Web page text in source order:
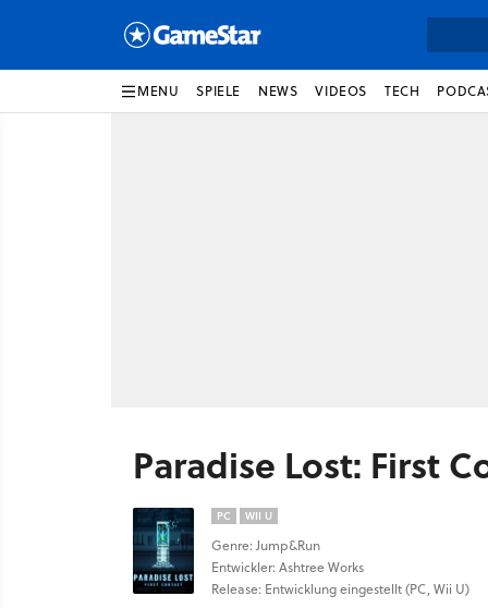
MENU SPIELE NEWS VIDEOS TECH
Paradise Lost: First
PC WII U
Genre: Jump&Run
Entwickler: Ashtree Works
Release: Entwicklung eingestellt (PC, Wii U)